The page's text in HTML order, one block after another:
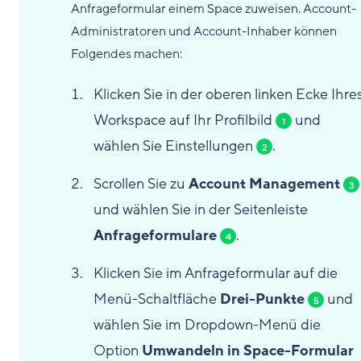
Anfrageformular einem Space zuweisen. Account-
Administratoren und Account-Inhaber können
Folgendes machen:
Klicken Sie in der oberen linken Ecke
Workspace auf Ihr Profilbild
1
und
wählen Sie Einstellungen
2 .
Scrollen Sie zu Account Management 3
und wählen Sie in der Seitenleiste
Anfrageformulare
4 .
Klicken Sie im Anfrageformular auf die
Menü-Schaltfläche Drei-Punkte 5
und
wählen Sie im Dropdown-Menü die
Option Umwandeln in Space-Formular